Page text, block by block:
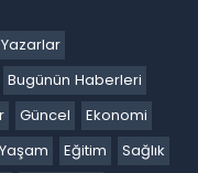
Yazarlar
Bugünün Haberleri
Güncel
Ekonomi
Yaşam Eğitim
Sağlık